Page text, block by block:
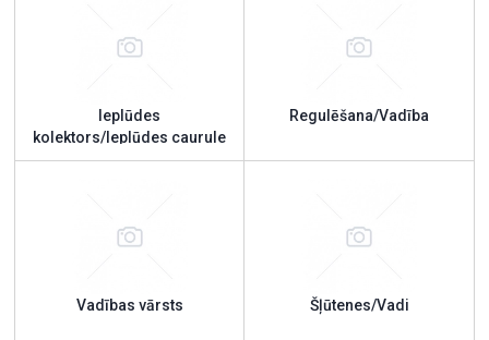
Ieplūdes
kolektors/Ieplūdes caurule
Regulēšana/Vadība
Vadības vārsts Šļūtenes/Vadi